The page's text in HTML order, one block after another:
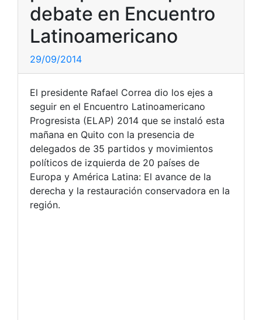
debate en Encuentro
Latinoamericano
29/09/2014
El presidente Rafael Correa dio los ejes a
seguir en el Encuentro Latinoamericano
Progresista (ELAP) 2014 que se instaló esta
mañana en Quito con la presencia de
delegados de 35 partidos y movimientos
políticos de izquierda de 20 países de
Europa y América Latina: El avance de la
derecha y la restauración conservadora en la
región.